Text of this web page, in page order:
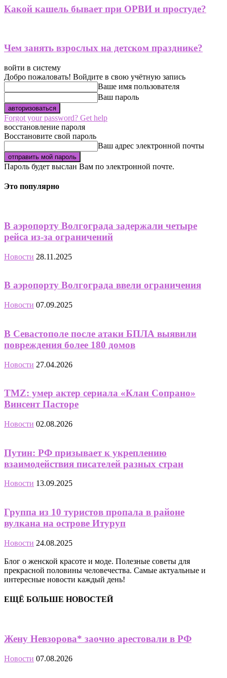
Какой кашель бывает при ОРВИ и простуде?
Чем занять взрослых на детском празднике?
войти в систему
Добро пожаловать! Войдите в свою учётную запись
Ваше имя пользователя
Ваш пароль
Forgot your password? Get help
восстановление пароля
Восстановите свой пароль
Ваш адрес электронной почты
Пароль будет выслан Вам по электронной почте.
Это популярно
В аэропорту Волгограда задержали четыре
рейса из-за ограничений
Новости 28.11.2025
В аэропорту Волгограда ввели ограничения
Новости 07.09.2025
В Севастополе после атаки БПЛА выявили
повреждения более 180 домов
Новости 27.04.2026
TMZ: умер актер сериала «Клан Сопрано»
Винсент Пасторе
Новости 02.08.2026
Путин: РФ призывает к укреплению
взаимодействия писателей разных стран
Новости 13.09.2025
Группа из 10 туристов пропала в районе
вулкана на острове Итуруп
Новости 24.08.2025
Блог о женской красоте и моде. Полезные советы для
прекрасной половины человечества. Самые актуальные и
интересные новости каждый день!
ЕЩЁ БОЛЬШЕ НОВОСТЕЙ
Жену Невзорова* заочно арестовали в РФ
Новости 07.08.2026